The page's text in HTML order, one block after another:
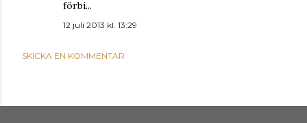
förbi...
12 juli 2013 kl. 13:29
SKICKA EN KOMMENTAR